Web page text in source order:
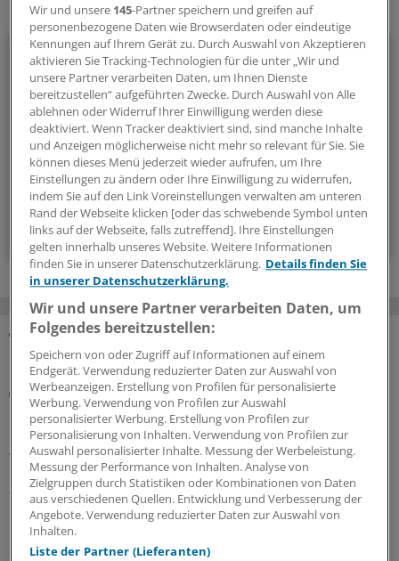
Ihr Newsletter zum Thema
Neurologie/Psychiatrie
Multiple Sklerose, Parkinson, Demenz, Angststörungen und
Co: Zu diesem breiten Themenfeld stellen wir Ihnen
regelmäßig ein Update zusammen.
alle 2 Wochen (Montag)
Zum Abonnieren bitte anmelden
MEHR ZUM THEMA
Drogen-bedingte Vergiftungen und Psychosen
Nach Teillegalisierung: Cannabisspezifische
Krankenhausaufnahmen haben zugenommen
Wie hat sich die Rate der Krankenhausaufnahmen mit
cannabisspezifischen Diagnosen seit der
Teillegalisierung entwickelt? Eine Studie hat dies
untersucht.
23.07.2026
Wir und unsere 145-Partner speichern und greifen auf
personenbezogene Daten wie Browserdaten oder eindeutige
Kennungen auf Ihrem Gerät zu. Durch Auswahl von Akzeptieren
aktivieren Sie Tracking-Technologien für die unter „Wir und
unsere Partner verarbeiten Daten, um Ihnen Dienste
bereitzustellen“ aufgeführten Zwecke. Durch Auswahl von Alle
ablehnen oder Widerruf Ihrer Einwilligung werden diese
deaktiviert. Wenn Tracker deaktiviert sind, sind manche Inhalte
und Anzeigen möglicherweise nicht mehr so relevant für Sie. Sie
können dieses Menü jederzeit wieder aufrufen, um Ihre
Einstellungen zu ändern oder Ihre Einwilligung zu widerrufen,
indem Sie auf den Link Voreinstellungen verwalten am unteren
Rand der Webseite klicken [oder das schwebende Symbol unten
links auf der Webseite, falls zutreffend]. Ihre Einstellungen
gelten innerhalb unseres Website. Weitere Informationen
finden Sie in unserer Datenschutzerklärung. Details finden Sie
in unserer Datenschutzerklärung.
Wir und unsere Partner verarbeiten Daten, um
Folgendes bereitzustellen:
Speichern von oder Zugriff auf Informationen auf einem
Endgerät. Verwendung reduzierter Daten zur Auswahl von
Werbeanzeigen. Erstellung von Profilen für personalisierte
Werbung. Verwendung von Profilen zur Auswahl
personalisierter Werbung. Erstellung von Profilen zur
Personalisierung von Inhalten. Verwendung von Profilen zur
Auswahl personalisierter Inhalte. Messung der Werbeleistung.
Messung der Performance von Inhalten. Analyse von
Zielgruppen durch Statistiken oder Kombinationen von Daten
aus verschiedenen Quellen. Entwicklung und Verbesserung der
Angebote. Verwendung reduzierter Daten zur Auswahl von
Inhalten.
Liste der Partner (Lieferanten)